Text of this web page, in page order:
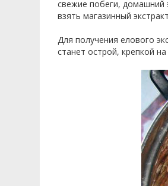
свежие побеги, домашний
взять магазинный
Для получения елового
станет острой, крепкой